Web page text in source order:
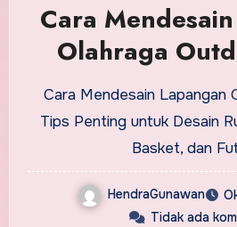
Cara
Olahraga
Penting untuk
Voli, Basket,
Cara Mendesain Lapangan Olahraga Outdoor:
Tips Penting untuk Desain
Basket, dan
HendraGunawan
Tidak ada